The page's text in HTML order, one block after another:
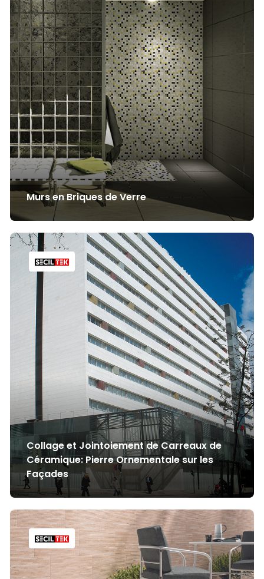
Murs en Briques de Verre
Collage et Jointoiement de Carreaux de
Céramique: Pierre Ornementale sur les
Façades